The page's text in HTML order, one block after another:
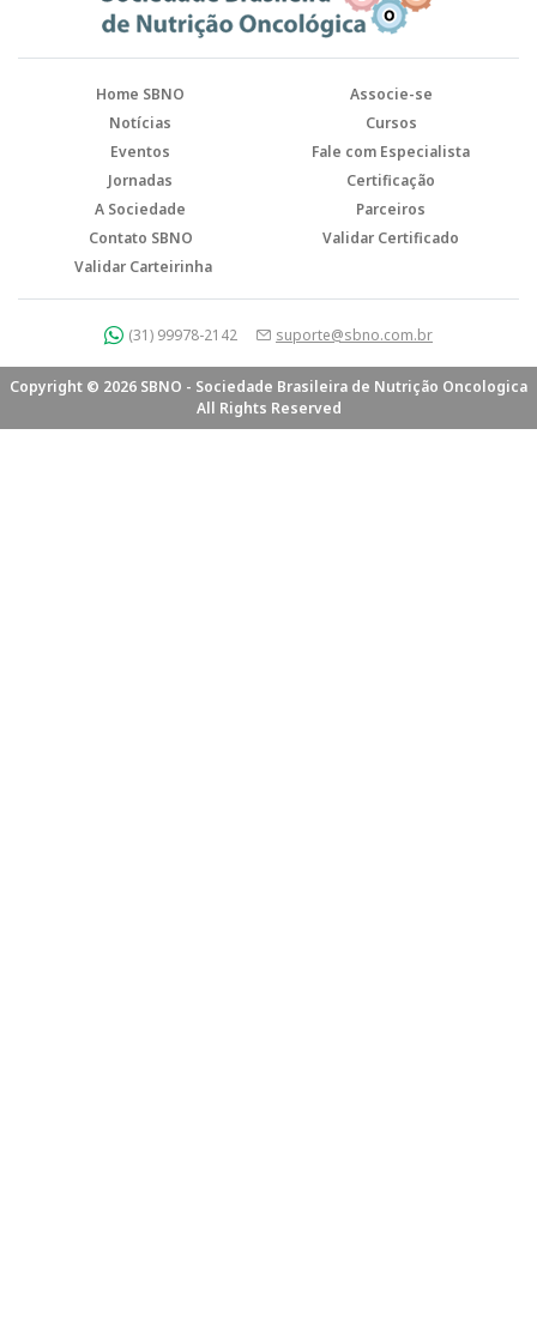
Home SBNO
Associe-se
Notícias
Cursos
Eventos
Fale com Especialista
Jornadas
Certificação
A Sociedade
Parceiros
Contato SBNO
Validar Certificado
Validar Carteirinha
(31) 99978-2142 suporte@sbno.com.br
Copyright © 2026 SBNO - Sociedade Brasileira de Nutrição Oncologica
All Rights Reserved